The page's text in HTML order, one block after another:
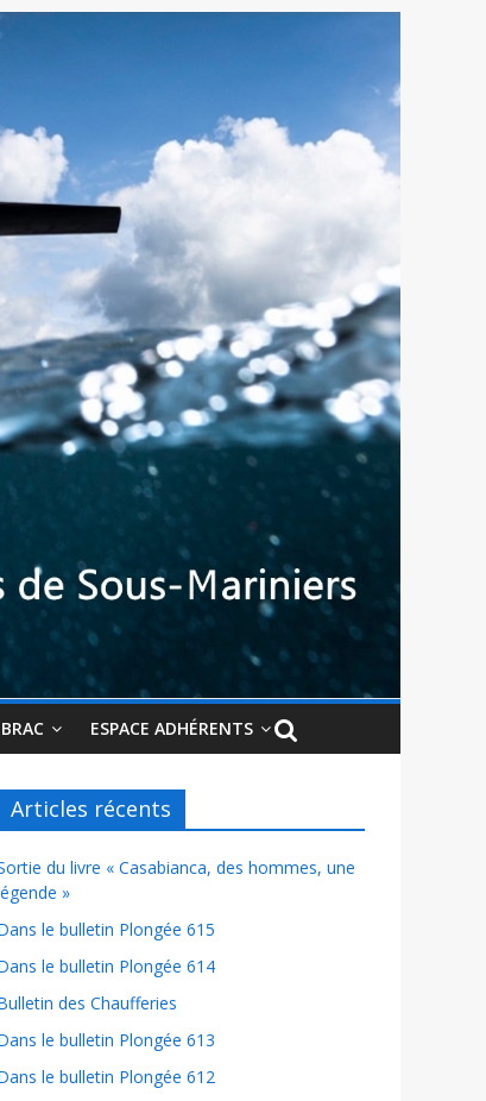
ESPACE ADHÉRENTS
Articles récents
du livre « Casabianca, des hommes, une
»
le bulletin Plongée 615
le bulletin Plongée 614
des Chaufferies
le bulletin Plongée 613
le bulletin Plongée 612